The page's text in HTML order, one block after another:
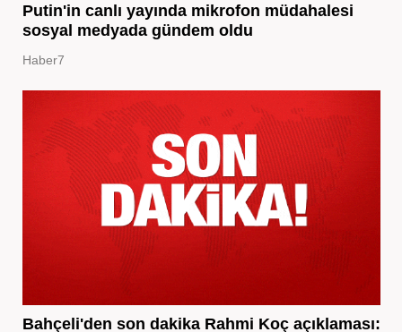
Putin'in canlı yayında mikrofon müdahalesi
sosyal medyada gündem oldu
Haber7
Bahçeli'den son dakika Rahmi Koç açıklaması: